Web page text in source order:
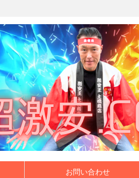
お問い合わせ